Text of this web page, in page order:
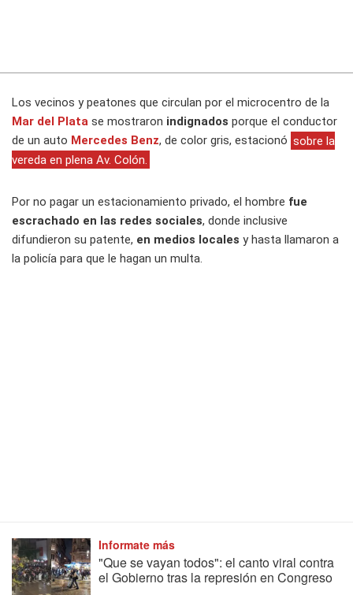
Los vecinos y peatones que circulan por el microcentro de la
Mar del Plata se mostraron indignados porque el conductor
de un auto Mercedes Benz, de color gris, estacionó sobre la
vereda en plena Av. Colón.
Por no pagar un estacionamiento privado, el hombre fue
escrachado en las redes sociales, donde inclusive
difundieron su patente, en medios locales y hasta llamaron a
la policía para que le hagan un multa.
Informate más
"Que se vayan todos": el canto viral contra
el Gobierno tras la represión en Congreso